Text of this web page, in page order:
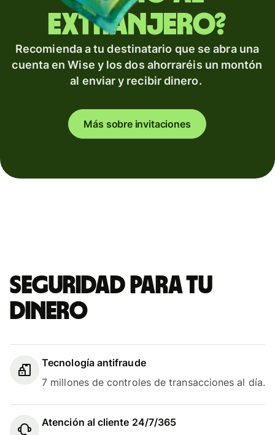
extranjero?
Recomienda a tu destinatario que se abra una
cuenta en Wise y los dos ahorraréis un montón
al enviar y recibir dinero.
Más sobre invitaciones
Seguridad para tu
dinero
Tecnología antifraude
7 millones de controles de transacciones al día.
Atención al cliente 24/7/365